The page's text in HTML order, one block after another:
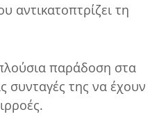
αντικατοπτρίζει τη
παράδοση στα
συνταγές της να έχουν